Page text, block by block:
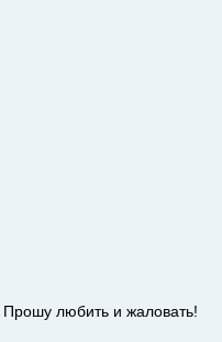
любить и жаловать!